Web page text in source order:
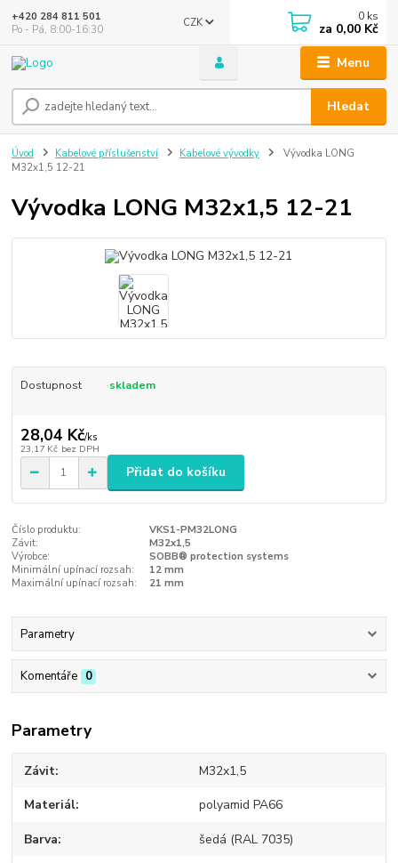
Menu
CZK
Hledat
+420 284 811 501
Po - Pá, 8:00-16:30
0 ks
za 0,00 Kč
Úvod Kabelové příslušenství Kabelové vývodky
Vývodka LONG
M32x1,5 12-21
Vývodka LONG M32x1,5 12-21
Dostupnost skladem
28,04 Kč/ks
23,17 Kč bez DPH
Přidat do košíku
Číslo produktu:
VKS1-PM32LONG
Závit:
M32x1,5
Výrobce:
SOBB® protection systems
Minimální upínací rozsah:
12 mm
Maximální upínací rozsah:
21 mm
Parametry
Komentáře 0
Parametry
Závit M32x1,5
Materiál polyamid PA66
Barva šedá (RAL 7035)